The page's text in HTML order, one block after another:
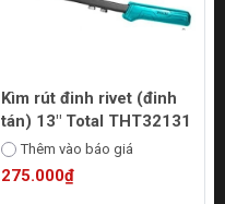
Kìm rút đinh rivet (đinh
tán) 13" Total THT32131
Thêm vào báo giá
275.000₫